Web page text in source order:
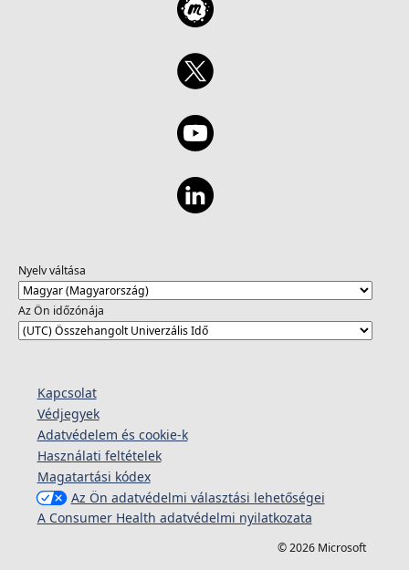
Nyelv váltása
Az Ön időzónája
Kapcsolat
Védjegyek
Adatvédelem és cookie-k
Használati feltételek
Magatartási kódex
Az Ön adatvédelmi választási lehetőségei
A Consumer Health adatvédelmi nyilatkozata
© 2026 Microsoft